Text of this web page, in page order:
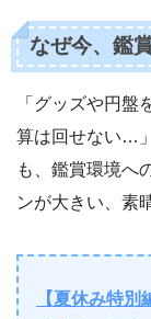
なぜ今、鑑
「グッズや円
算は回せない…
も、鑑賞環境へ
ンが大きい、素
【夏休み特